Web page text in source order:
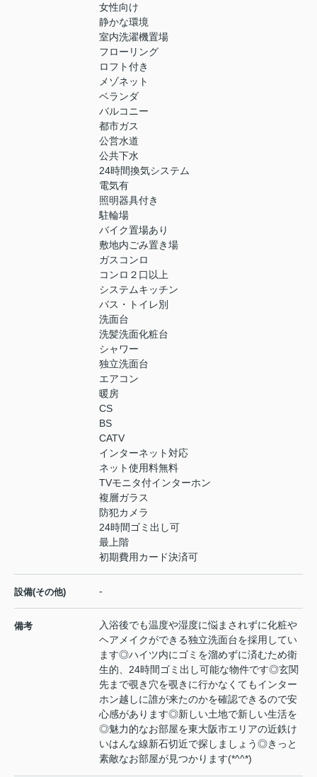
女性向け
静かな環境
室内洗濯機置場
フローリング
ロフト付き
メゾネット
ベランダ
バルコニー
都市ガス
公営水道
公共下水
24時間換気システム
電気有
照明器具付き
駐輪場
バイク置場あり
敷地内ごみ置き場
ガスコンロ
コンロ２口以上
システムキッチン
バス・トイレ別
洗面台
洗髪洗面化粧台
シャワー
独立洗面台
エアコン
暖房
CS
BS
CATV
インターネット対応
ネット使用料無料
TVモニタ付インターホン
複層ガラス
防犯カメラ
24時間ゴミ出し可
最上階
初期費用カード決済可
設備(その他) -
備考
入浴後でも温度や湿度に悩まされずに化粧や
ヘアメイクができる独立洗面台を採用してい
ます◎ハイツ内にゴミを溜めずに済むため衛
生的、24時間ゴミ出し可能な物件です◎玄関
先まで覗き穴を覗きに行かなくてもインター
ホン越しに誰が来たのかを確認できるので安
心感があります◎新しい土地で新しい生活を
◎魅力的なお部屋を東大阪市エリアの近鉄け
いはんな線新石切近で探しましょう◎きっと
素敵なお部屋が見つかります(*^^*)